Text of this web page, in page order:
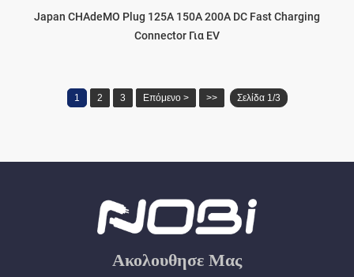
Japan CHAdeMO Plug 125A 150A 200A DC Fast Charging
Connector Για EV
1 2 3 Επόμενο > >> Σελίδα 1/3
Ακολουθησε Μας